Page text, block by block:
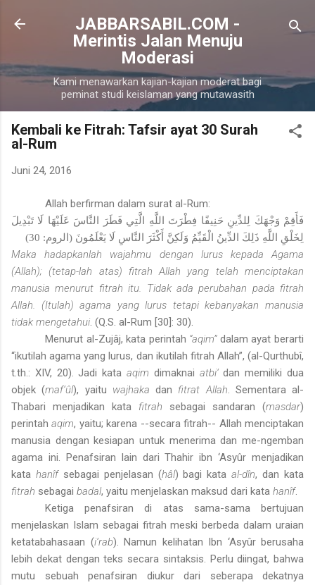
Langsung ke konten utama
JABBARSABIL.COM -
Merintis Jalan Menuju
Moderasi
Kami menawarkan kajian-kajian moderat bagi
peminat studi keislaman yang mutawasith
Kembali ke Fitrah: Tafsir ayat 30 Surah
al-Rum
Juni 24, 2016
Allah berfirman dalam surat al-Rum:
فَأَقِمْ وَجْهَكَ لِلدِّينِ حَنِيفًا فِطْرَتَ اللَّهِ الَّتِي فَطَرَ النَّاسَ عَلَيْهَا لَا تَبْدِيلَ
لِخَلْقِ اللَّهِ ذَلِكَ الدِّينُ الْقَيِّمُ وَلَكِنَّ أَكْثَرَ النَّاسِ لَا يَعْلَمُونَ (الروم: 30)
Maka hadapkanlah wajahmu dengan lurus kepada Agama
(Allah); (tetap-lah atas) fitrah Allah yang telah menciptakan
manusia menurut fitrah itu. Tidak ada perubahan pada fitrah
Allah. (Itulah) agama yang lurus tetapi kebanyakan manusia
tidak mengetahui . (Q.S. al-Rum [30]: 30).
Menurut al-Zujâj, kata perintah “aqim” dalam ayat berarti
“ikutilah agama yang lurus, dan ikutilah fitrah Allah”, (al-Qurthubî,
t.th.: XIV, 20). Jadi kata aqim dimaknai atbi‘dan memiliki dua
objek (maf‘ûl), yaitu wajhaka dan fitrat Allah . Sementara al-
Thabari menjadikan kata fitrah sebagai sandaran (masdar)
perintahaqim, yaitu; karena --secara fitrah-- Allah menciptakan
manusia dengan kesiapan untuk menerima dan me-ngemban
agama ini. Penafsiran lain dari Thahir ibn ‘Asyûr menjadikan
kata hanîf sebagai penjelasan (hâl) bagi kataal-dîn, dan kata
fitrah sebagai badal, yaitu menjelaskan maksud dari kata hanîf.
Ketiga penafsiran di atas sama-sama bertujuan
menjelaskan Islam sebagai fitrah meski berbeda dalam uraian
ketatabahasaan (i‘rab). Namun kelihatan Ibn ‘Asyûr berusaha
lebih dekat dengan teks secara sintaksis. Perlu diingat, bahwa
mutu sebuah penafsiran diukur dari seberapa dekatnya